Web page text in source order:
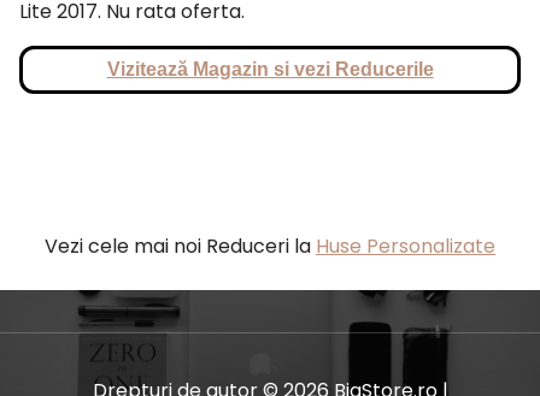
Lite 2017. Nu rata oferta.
Vizitează Magazin si vezi Reducerile
Vezi cele mai noi Reduceri la Huse Personalizate